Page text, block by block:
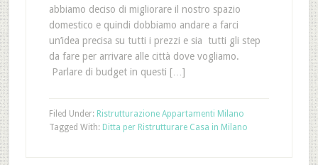
abbiamo deciso di migliorare il nostro spazio
domestico e quindi dobbiamo andare a farci
un’idea precisa su tutti i prezzi e sia tutti gli step
da fare per arrivare alle città dove vogliamo.
Parlare di budget in questi […]
Filed Under: Ristrutturazione Appartamenti Milano
Tagged With: Ditta per Ristrutturare Casa in Milano